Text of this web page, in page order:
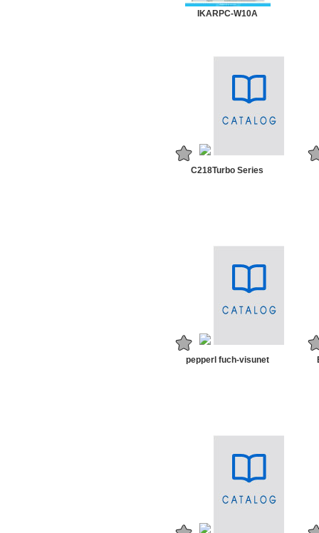
IKARPC-W10A
C218Turbo Series
pepperl fuch-visunet